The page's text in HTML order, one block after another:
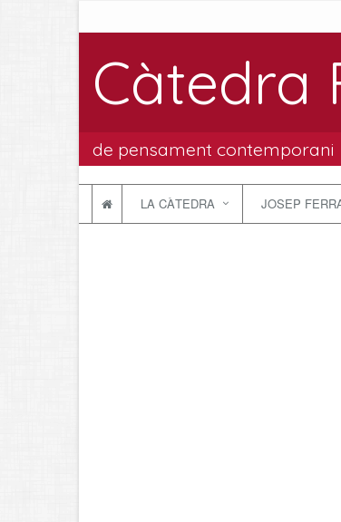
Càtedra
de pensament contemporani
LA CÀTEDRA JOSEP